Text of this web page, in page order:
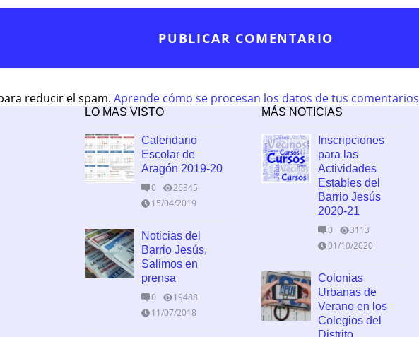
reducir el spam. Aprende cómo se procesan los datos de tus comentarios
LO MAS VISTO
Calendario
Escolar de
Aragón 2019-20
0
26345
15/04/2019
Noticias del
Barrio Jesús,
Salimos en
prensa
0
19488
11/07/2018
MÁS NOTICIAS
Inscripciones
para las
Actividades
Estables del
Barrio Jesús
2020-21
0
3113
01/10/2020
Colonias
Urbanas de
Verano en los
Colegios del
Distrito